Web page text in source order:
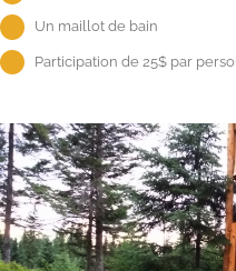
Un maillot de bain
Participation de 25$ par